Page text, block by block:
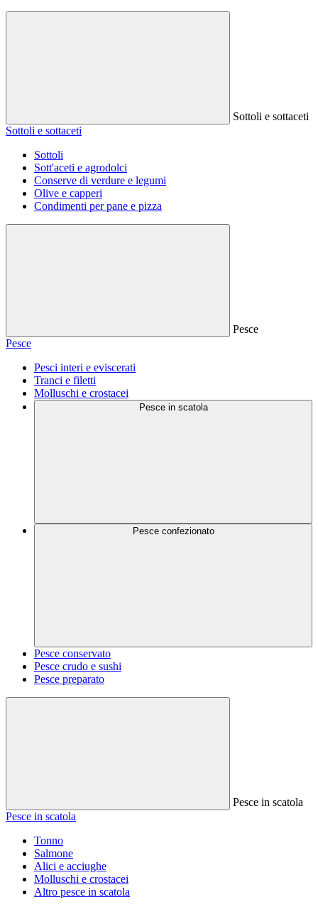
Sottoli e sottaceti
Sottoli e sottaceti
Sottoli
Sott'aceti e agrodolci
Conserve di verdure e legumi
Olive e capperi
Condimenti per pane e pizza
Pesce
Pesce
Pesci interi e eviscerati
Tranci e filetti
Molluschi e crostacei
Pesce in scatola
Pesce confezionato
Pesce conservato
Pesce crudo e sushi
Pesce preparato
Pesce in scatola
Pesce in scatola
Tonno
Salmone
Alici e acciughe
Molluschi e crostacei
Altro pesce in scatola